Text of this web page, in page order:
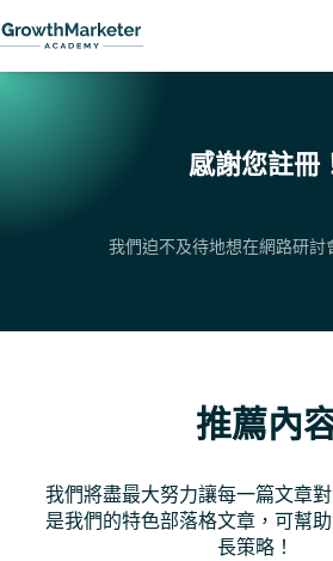
感謝您註冊
我們迫不及待地想在網路研討
推薦內
我們將盡最大努力讓每一篇文章
是我們的特色部落格文章，可幫
長策略！